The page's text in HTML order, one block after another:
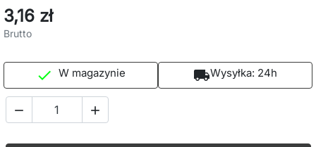
3,16 zł
Brutto
 W magazynie local_shippingWysyłka: 24h
 